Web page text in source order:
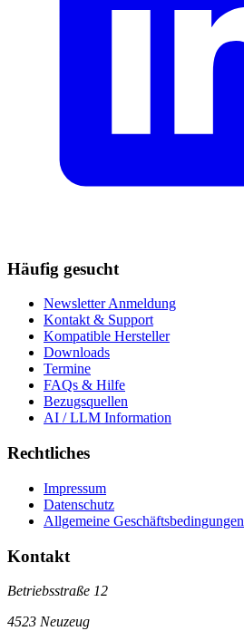
Häufig gesucht
Newsletter Anmeldung
Kontakt & Support
Kompatible Hersteller
Downloads
Termine
FAQs & Hilfe
Bezugsquellen
AI / LLM Information
Rechtliches
Impressum
Datenschutz
Allgemeine Geschäftsbedingungen
Kontakt
Betriebsstraße 12
4523 Neuzeug